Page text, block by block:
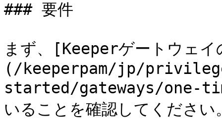
### 要件
まず、[Keeperゲートウェ
(/keeperpam/jp/
started/gateways/one-
いることを確認してください